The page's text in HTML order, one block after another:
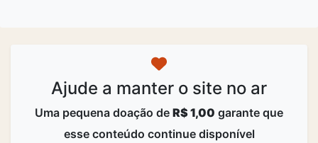
Ajude a manter o site no ar
Uma pequena doação de R$ 1,00 garante que
esse conteúdo continue disponível